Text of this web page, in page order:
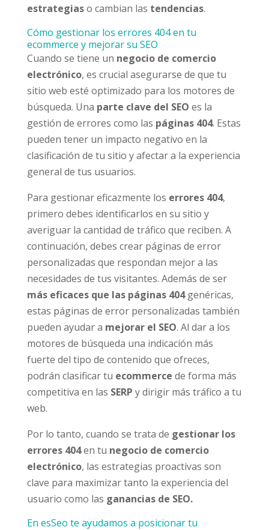
estrategiaso cambian las tendencias.
Cómo gestionar los errores 404 en tu
ecommerce y mejorar su SEO
Cuando se tiene un negocio de comercio
electrónico, es crucial asegurarse de que tu
sitio web esté optimizado para los motores de
búsqueda. Una parte clave del SEO es la
gestión de errores como las páginas 404. Estas
pueden tener un impacto negativo en la
clasificación de tu sitio y afectar a la experiencia
general de tus usuarios.
Para gestionar eficazmente los errores 404,
primero debes identificarlos en su sitio y
averiguar la cantidad de tráfico que reciben. A
continuación, debes crear páginas de error
personalizadas que respondan mejor a las
necesidades de tus visitantes. Además de ser
más eficaces que las páginas 404genéricas,
estas páginas de error personalizadas también
pueden ayudar a mejorar el SEO. Al dar a los
motores de búsqueda una indicación más
fuerte del tipo de contenido que ofreces,
podrán clasificar tu ecommerce de forma más
competitiva en las SERP y dirigir más tráfico a tu
web.
Por lo tanto, cuando se trata de gestionar los
errores 404en tu negocio de comercio
electrónico, las estrategias proactivas son
clave para maximizar tanto la experiencia del
usuario como las ganancias de SEO.
En esSeo te ayudamos a posicionar tu